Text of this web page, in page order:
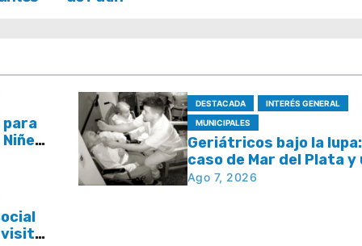
para
DESTACADA
INTERÉS GENERAL
MUNICIPALES
Geriátricos bajo la
caso de Mar del Plata y
pregunta que se repite
Ago 7, 2026
visita